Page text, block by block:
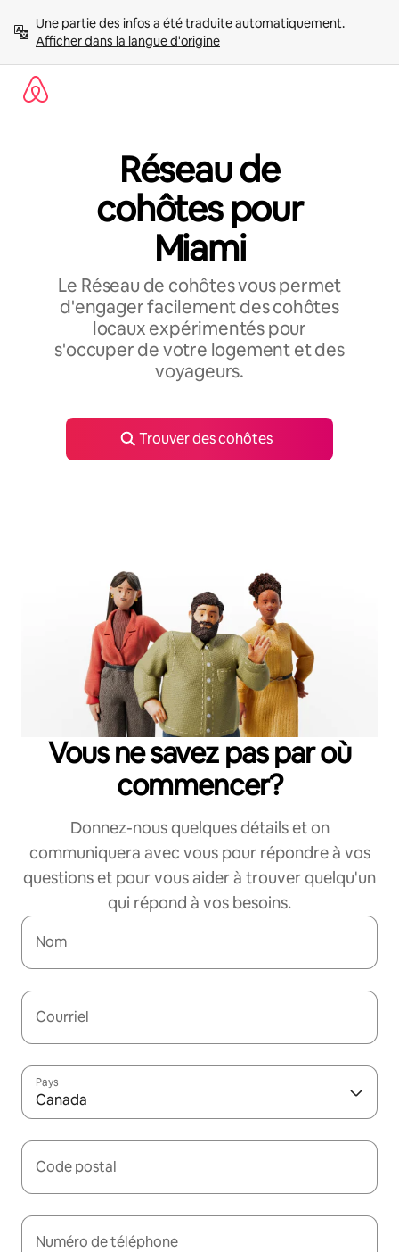
directement
contenu
Afficher dans la langue d'origine
Réseau de
cohôtes pour
Miami
Le Réseau de cohôtes vous permet
d'engager facilement des cohôtes
locaux expérimentés pour
s'occuper de votre logement et des
voyageurs.
Trouver des cohôtes
Vous ne savez pas par où
commencer?
Donnez-nous quelques détails et on
communiquera avec vous pour répondre à vos
questions et pour vous aider à trouver quelqu'un
qui répond à vos besoins.
Nom
Courriel
Pays
Canada
Code postal
Numéro de téléphone